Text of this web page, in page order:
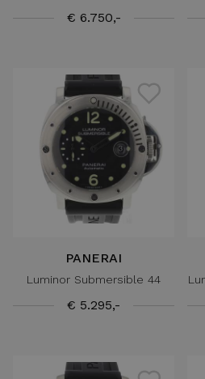
€ 6.750,-
PANERAI
Luminor Submersible 44
€ 5.295,-